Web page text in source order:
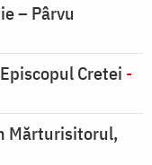
– Pârvu
Cretei -
Mărturisitorul,